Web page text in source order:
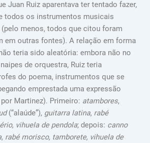
Juan Ruiz aparentava ter tentado fazer,
todos os instrumentos musicais
menos, todos que citou foram
em outras fontes). A relação em forma
teria sido aleatória: embora não no
de orquestra, Ruiz teria
do poema, instrumentos que se
emprestada uma expressão
Martinez). Primeiro: atambores,
(“alaúde”), guitarra latina, rabé
vihuela de pendola; depois: canno
rabé morisco, tamborete, vihuela de